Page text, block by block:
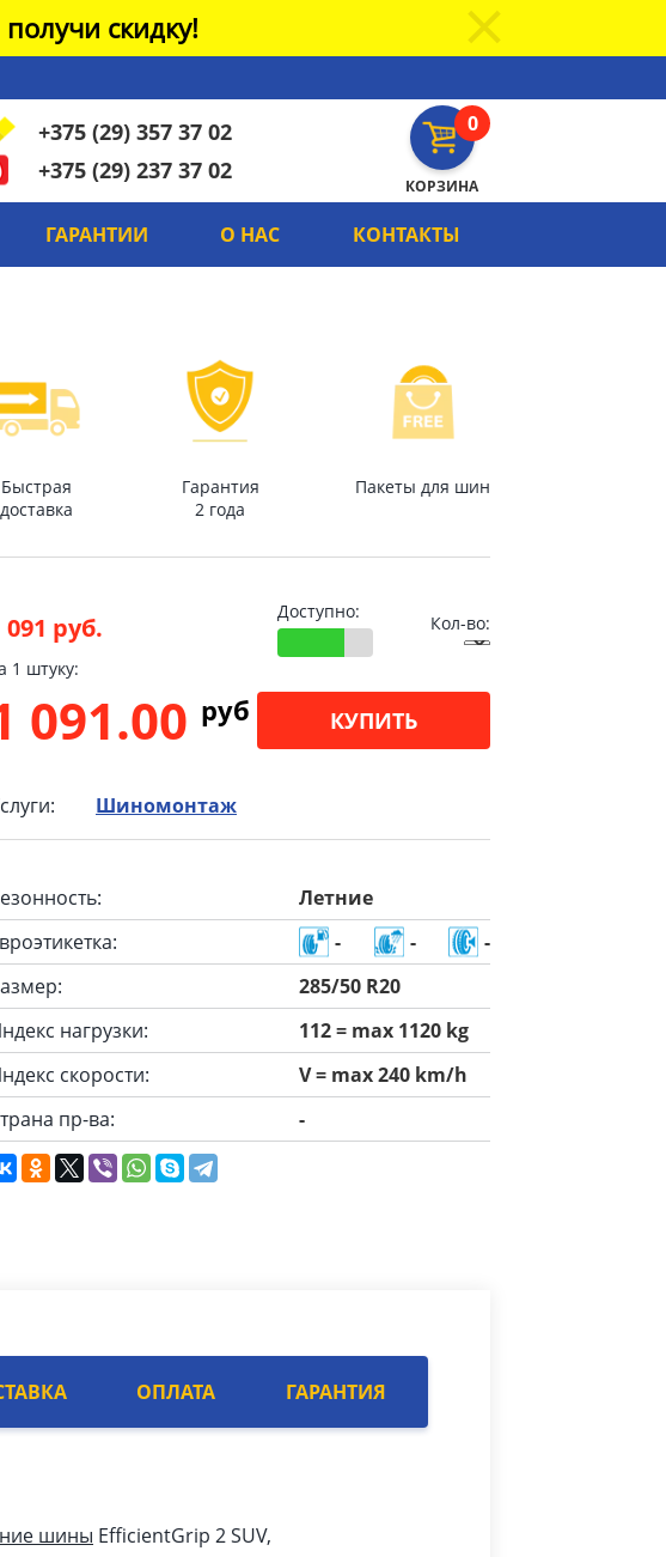
скидку!
0
КОРЗИНА
+375 (29) 357 37 02
+375 (29) 237 37 02
ГАРАНТИИ О НАС КОНТАКТЫ
Быстрая
доставка
Гарантия
2 года
Пакеты для шин
091 руб.
Доступно:
Кол-во:
1 штуку:
091.00 pуб КУПИТЬ
Шиномонтаж
Летние
- -
-
285/50 R20
нагрузки:
112 = max 1120 kg
скорости:
V = max 240 km/h
пр-ва:
-
ОПЛАТА ГАРАНТИЯ
шины EfficientGrip 2 SUV,